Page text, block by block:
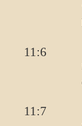
11:6
11:7 "un